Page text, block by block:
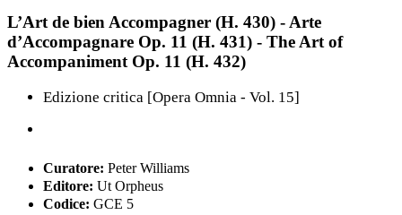
L’Art de bien Accompagner (H. 430) - Arte
d’Accompagnare Op. 11 (H. 431) - The Art of
Accompaniment Op. 11 (H. 432)
Edizione critica [Opera Omnia - Vol. 15]
Curatore: Peter Williams
Editore: Ut Orpheus
Codice: GCE 5